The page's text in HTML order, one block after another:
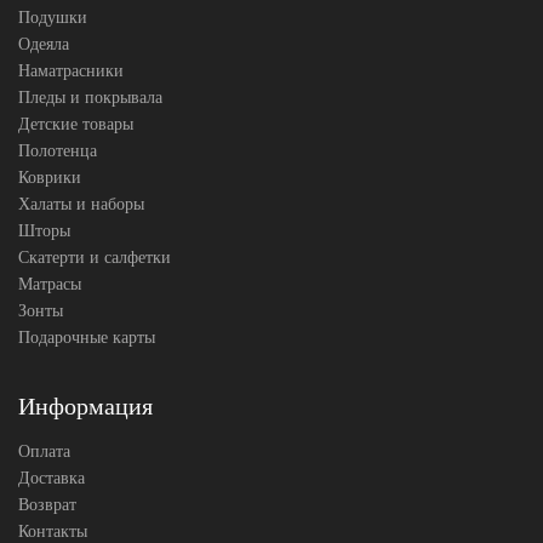
Подушки
Одеяла
Наматрасники
Пледы и покрывала
Детские товары
Полотенца
Коврики
Халаты и наборы
Шторы
Скатерти и салфетки
Матрасы
Зонты
Подарочные карты
Информация
Оплата
Доставка
Возврат
Контакты